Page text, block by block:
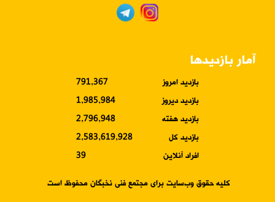
آمار بازدیدها
بازدید امروز
791,367
بازدید دیروز
1,985,984
بازدید هفته
2,796,948
بازدید کل
2,583,619,928
افراد آنلاین
39
کلیه حقوق وب‌سایت برای مجتمع فنی نخبگان محفوظ است